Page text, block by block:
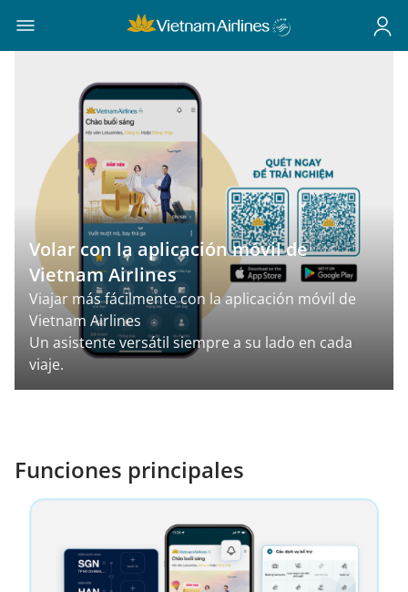
Volar con la aplicación móvil de
Vietnam Airlines
Viajar más fácilmente con la aplicación móvil de
Vietnam Airlines
Un asistente versátil siempre a su lado en cada
viaje.
Funciones principales